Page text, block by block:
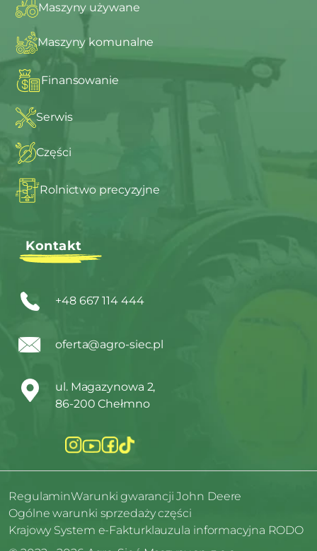
Maszyny używane
Maszyny komunalne
Finansowanie
Serwis
Części
Rolnictwo precyzyjne
Kontakt
+48 667 114 444
oferta@agro-siec.pl
ul. Magazynowa 2,
86-200 Chełmno
RegulaminWarunki gwarancji John Deere
Ogólne warunki sprzedaży części
Krajowy System e-Fakturklauzula informacyjna RODO